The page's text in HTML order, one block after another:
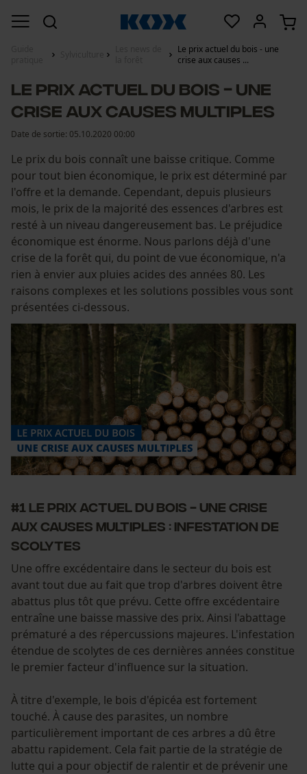
Le prix actuel du bois - une
crise aux causes ...
Le prix actuel du bois - une
crise aux causes multiples
Date de sortie: 05.10.2020 00:00
Le prix du bois connaît une baisse critique. Comme
pour tout bien économique, le prix est déterminé par
l'offre et la demande. Cependant, depuis plusieurs
mois, le prix de la majorité des essences d'arbres est
resté à un niveau dangereusement bas. Le préjudice
économique est énorme. Nous parlons déjà d'une
crise de la forêt qui, du point de vue économique, n'a
rien à envier aux pluies acides des années 80. Les
raisons complexes et les solutions possibles vous sont
présentées ci-dessous.
#1 Le prix actuel du bois - une crise
aux causes multiples : Infestation de
scolytes
Une offre excédentaire dans le secteur du bois est
avant tout due au fait que trop d'arbres doivent être
abattus plus tôt que prévu. Cette offre excédentaire
entraîne une baisse massive des prix. Ainsi l'abattage
prématuré a des répercussions majeures. L'infestation
étendue de scolytes de ces dernières années constitue
le premier facteur d'influence sur la situation.
À titre d'exemple, le bois d'épicéa est fortement
touché. À cause des parasites, un nombre
particulièrement important de ces arbres a dû être
abattu rapidement. Cela fait partie de la stratégie de
lutte qui a pour objectif de ralentir et de prévenir une